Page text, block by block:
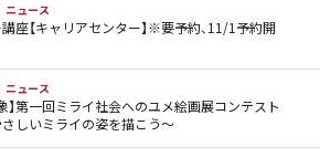
ニュース
座【キャリアセンター】※要予約、11/1予約開
ニュース
】第一回ミライ社会へのユメ絵画展コンテスト
しいミライの姿を描こう～